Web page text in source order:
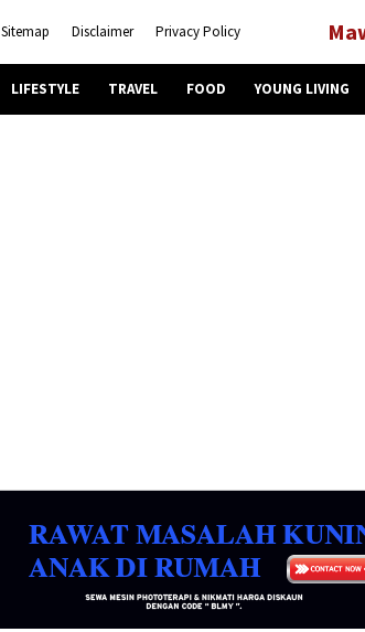
Sitemap Disclaimer Privacy Policy
LIFESTYLE TRAVEL FOOD YOUNG LIVING